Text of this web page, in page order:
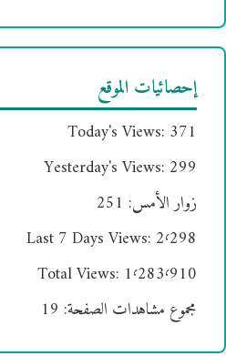
إحصائيات الموقع
Today's Views: 371
Yesterday's Views: 299
زوار الأمس: 251
Last 7 Days Views: 2٬298
Total Views: 1٬283٬910
مجموع مشاهدات الصفحة: 19